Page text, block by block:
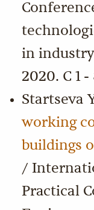
in
2020. С 1 -
Startseva
working
buildings
/
Practical